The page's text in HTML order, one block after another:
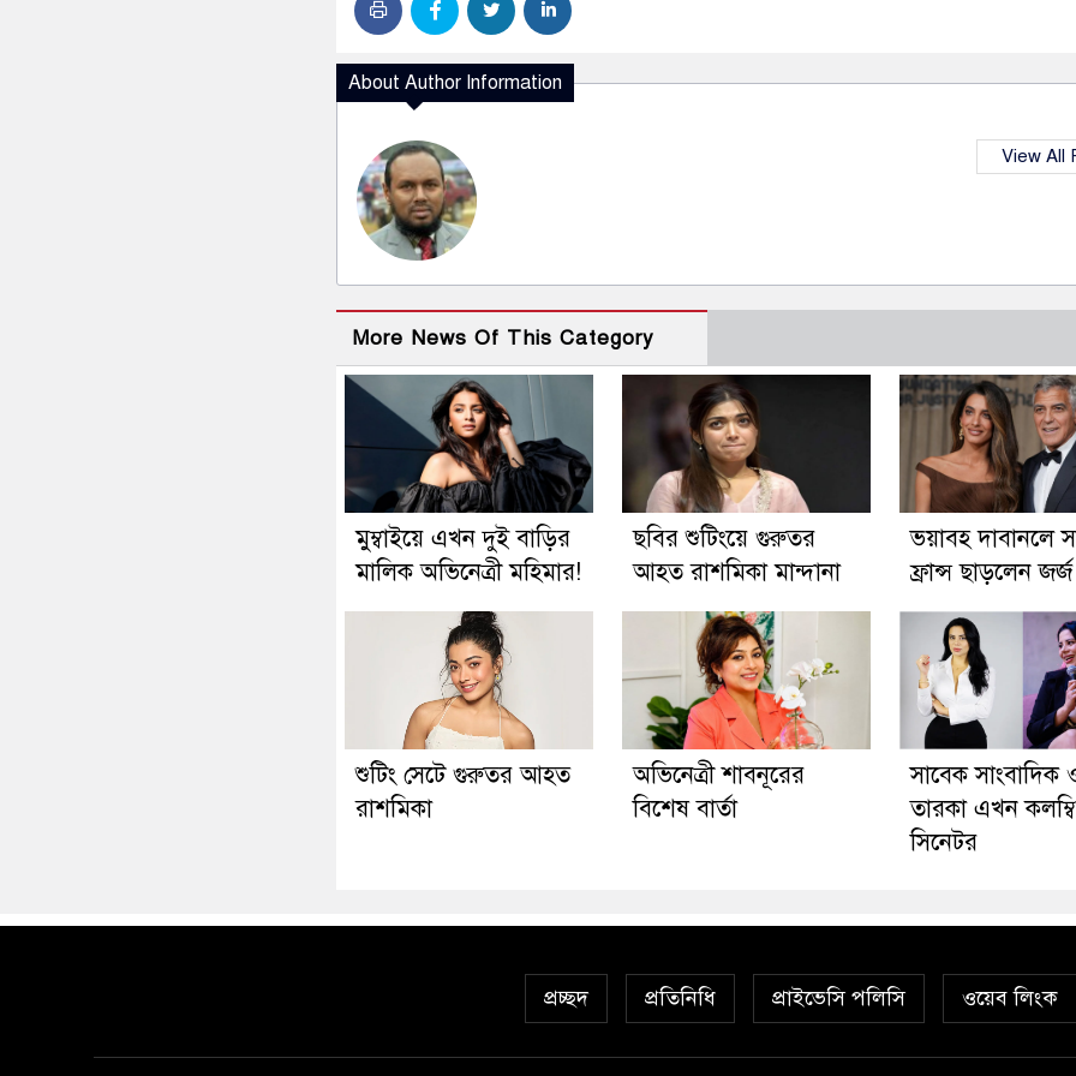
About Author Information
View All
More News Of This Category
মুম্বাইয়ে এখন দুই বাড়ির
মালিক অভিনেত্রী মহিমার!
ছবির শুটিংয়ে গুরুতর
আহত রাশমিকা মান্দানা
ভয়াবহ দাবানলে
ফ্রান্স ছাড়লেন জর্জ
শুটিং সেটে গুরুতর আহত
রাশমিকা
অভিনেত্রী শাবনূরের
বিশেষ বার্তা
সাবেক সাংবাদিক
তারকা এখন
সিনেটর
প্রচ্ছদ প্রতিনিধি প্রাইভেসি পলিসি ওয়েব লিংক